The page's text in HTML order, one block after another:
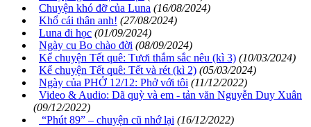
Chuyện khó đỡ của Luna (16/08/2024)
Khổ cái thân anh! (27/08/2024)
Luna đi học (01/09/2024)
Ngày cu Bo chào đời (08/09/2024)
Kể chuyện Tết quê: Tươi thắm sắc nêu (kì 3) (10/03/2024)
Kể chuyện Tết quê: Tết và rét (kì 2) (05/03/2024)
Ngày của PHỞ 12/12: Phở với tôi (11/12/2022)
Video & Audio: Dã quỳ và em - tản văn Nguyễn Duy Xuân
(09/12/2022)
“Phút 89” – chuyện cũ nhớ lại (16/12/2022)